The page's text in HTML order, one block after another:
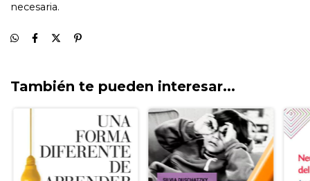
También te pueden interesar...